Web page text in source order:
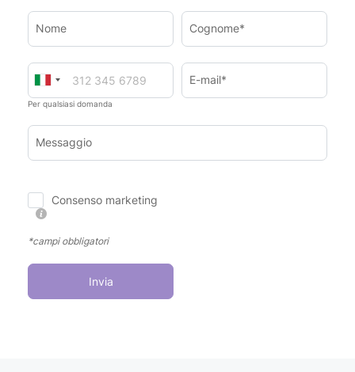
Nome Cognome*
Per qualsiasi domanda
E-mail*
Messaggio
Consenso marketing
*campi obbligatori
Invia